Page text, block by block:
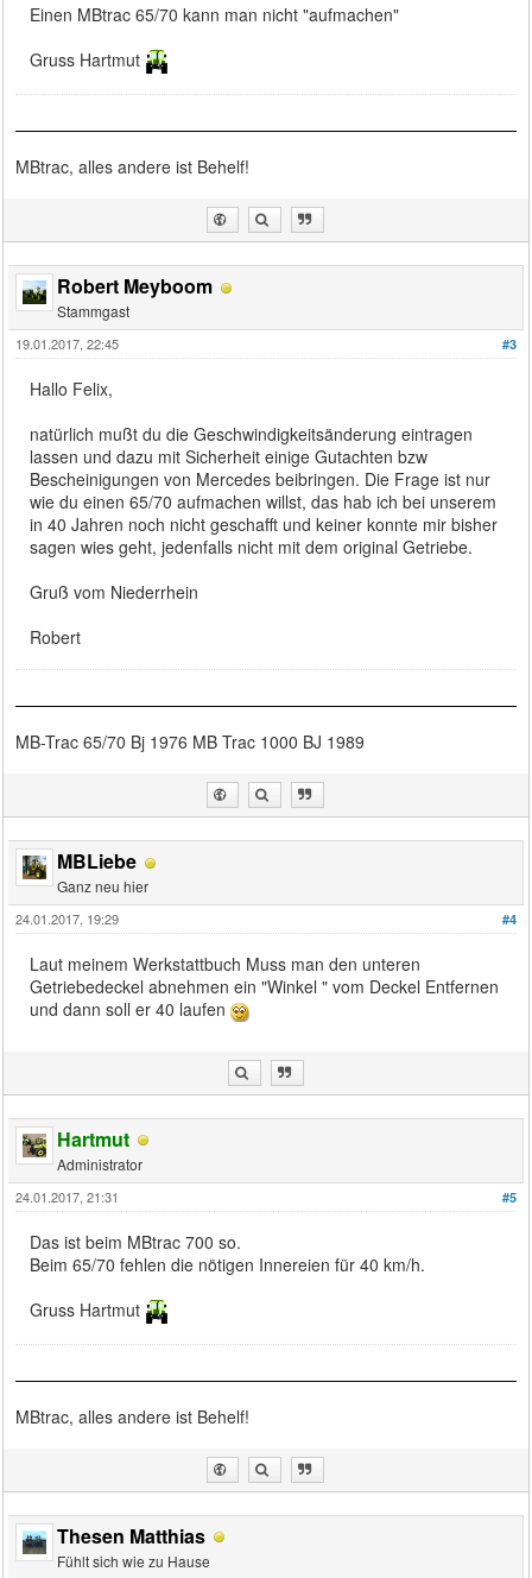
Einen MBtrac 65/70 kann man nicht "aufmachen"
Gruss Hartmut
MBtrac, alles andere ist Behelf!
Robert Meyboom
Stammgast
#3
19.01.2017, 22:45
Hallo Felix,
natürlich mußt du die Geschwindigkeitsänderung eintragen
lassen und dazu mit Sicherheit einige Gutachten bzw
Bescheinigungen von Mercedes beibringen. Die Frage ist nur
wie du einen 65/70 aufmachen willst, das hab ich bei unserem
in 40 Jahren noch nicht geschafft und keiner konnte mir bisher
sagen wies geht, jedenfalls nicht mit dem original Getriebe.
Gruß vom Niederrhein
Robert
MB-Trac 65/70 Bj 1976 MB Trac 1000 BJ 1989
MBLiebe
Ganz neu hier
#4
24.01.2017, 19:29
Laut meinem Werkstattbuch Muss man den unteren
Getriebedeckel abnehmen ein "Winkel " vom Deckel Entfernen
und dann soll er 40 laufen
Hartmut
Administrator
#5
24.01.2017, 21:31
Das ist beim MBtrac 700 so.
Beim 65/70 fehlen die nötigen Innereien für 40 km/h.
Gruss Hartmut
MBtrac, alles andere ist Behelf!
Thesen Matthias
Fühlt sich wie zu Hause